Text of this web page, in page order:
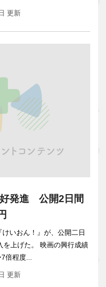
更新
発進 公開2日間
いおん！』が、公開二日
を上げた。 映画の興行成績
倍程度...
更新